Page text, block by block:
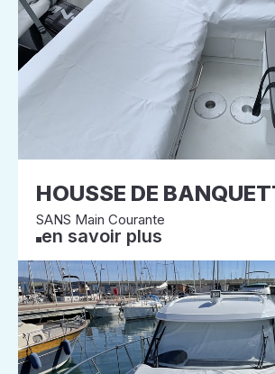
HOUSSE DE
SANS Main Courante
en savoir plus